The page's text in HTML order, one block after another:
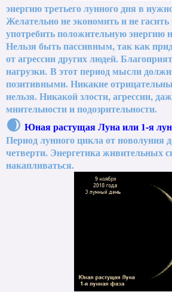
энергию третьего лунного дня в
Желательно не экономить и не гасить
употребить положительную энергию
Нельзя быть пассивным, так как
от агрессии других людей.
нагрузки. В этот период мысли
позитивными. Никакие
нельзя. Никакой злости, агрессии,
мнительности и подозрительности.
🌒 Юная растущая Луна или 1-я
Период лунного цикла от новолуния
четверти. Энергетика живительных
накапливаться.